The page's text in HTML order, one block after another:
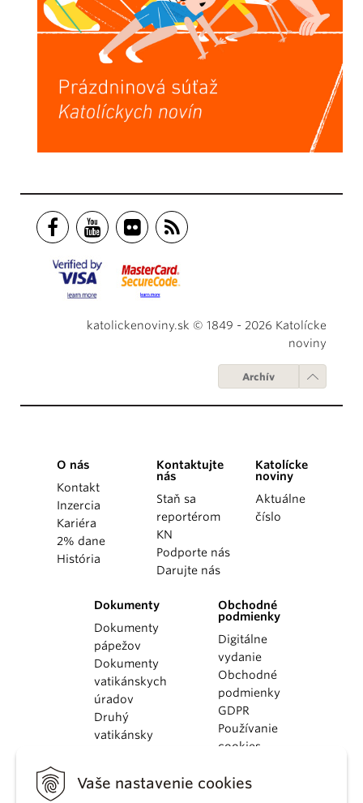
Vaše nastavenie cookies
katolickenoviny.sk © 1849 - 2026 Katolícke
noviny
Archív
O nás
Kontakt
Inzercia
Kariéra
2% dane
História
Kontaktujte
nás
Staň sa
reportérom
KN
Podporte nás
Darujte nás
Katolícke
noviny
Aktuálne
číslo
Dokumenty
Dokumenty
pápežov
Dokumenty
vatikánskych
úradov
Druhý
vatikánsky
KBS
Obchodné
podmienky
Digitálne
vydanie
Obchodné
podmienky
GDPR
Používanie
cookies